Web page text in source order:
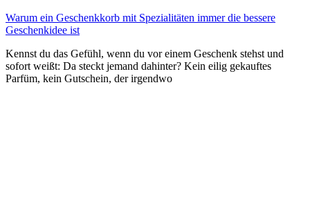
Warum ein Geschenkkorb mit Spezialitäten immer die bessere
Geschenkidee ist
Kennst du das Gefühl, wenn du vor einem Geschenk stehst und
sofort weißt: Da steckt jemand dahinter? Kein eilig gekauftes
Parfüm, kein Gutschein, der irgendwo